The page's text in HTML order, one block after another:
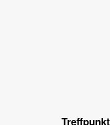
Treffpunkt